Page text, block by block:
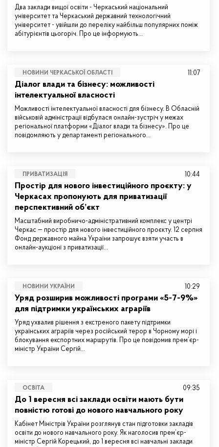
Два заклади вищої освіти - Черкаський національний
університет та Черкаський державний технологічний
університет - увійшли до переліку найбільш популярних поміж
абітурієнтів цьогоріч. Про це інформують…
НОВИНИ ЧЕРКАСЬКОЇ ОБЛАСТІ
Діалог влади та бізнесу: можливості
інтелектуальної власності
Можливості інтелектуальної власності для бізнесу. В Обласній
військовій адміністрації відбулася онлайн-зустріч у межах
регіональної платформи «Діалог влади та бізнесу». Про це
повідомляють у департаменті регіонального…
11:07
ПРИВАТИЗАЦІЯ
Простір для нового інвестиційного проєкту: у
Черкасах пропонують для приватизації
перспективний об’єкт
Масштабний виробничо-адміністративний комплекс у центрі
Черкас — простір для нового інвестиційного проєкту. 12 серпня
Фонд державного майна України запрошує взяти участь в
онлайн-аукціоні з приватизації…
10:44
НОВИНИ УКРАЇНИ
Уряд розширив можливості програми «5-7-9%»
для підтримки українських аграріїв
Уряд ухвалив рішення з екстреного пакету підтримки
українських аграріїв через російський терор в Чорному морі і
блокування експортних маршрутів. Про це повідомив прем’єр-
міністр України Сергій…
10:29
ОСВІТА
До 1 вересня всі заклади освіти мають бути
повністю готові до нового навчального року
Кабінет Міністрів України розглянув стан підготовки закладів
освіти до нового навчального року. Як наголосив прем’єр-
міністр Сергій Корецький, до 1 вересня всі навчальні заклади
09:35